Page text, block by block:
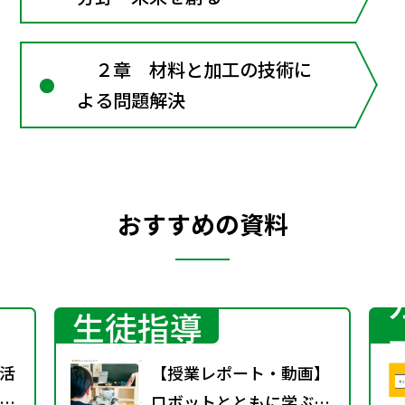
Technology
２章 材料と加工の技術に
よる問題解決
おすすめの資料
生徒指導
【授業レポート・動画】